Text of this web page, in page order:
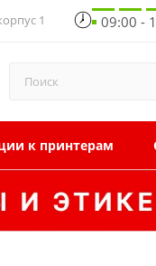
1 09:00 -
к принтерам